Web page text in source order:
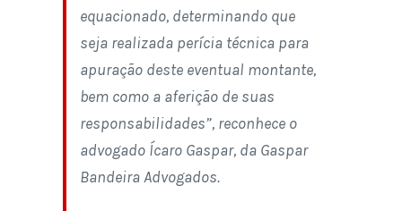
equacionado, determinando que
seja realizada perícia técnica para
apuração deste eventual montante,
bem como a aferição de suas
responsabilidades”, reconhece o
advogado Ícaro Gaspar, da Gaspar
Bandeira Advogados.